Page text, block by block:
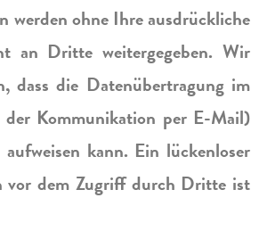
werden ohne Ihre ausdrückliche
an Dritte weitergegeben. Wir
dass die Datenübertragung im
Kommunikation per E-Mail)
kann. Ein lückenloser
vor dem Zugriff durch Dritte ist